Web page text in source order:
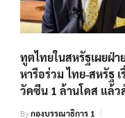
ทูตไทยในสหรัฐเผยฝ่า
หารือร่วม ไทย-สหรัฐ เ
วัคซีน 1 ล้านโดส แล้
Byกองบรรณาธิการ 1